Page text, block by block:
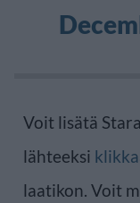
Voit lisätä
lähteeksi
laatikon. Voit